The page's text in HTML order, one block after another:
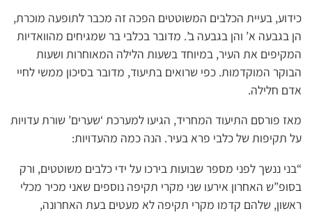
כידוע, בעיית הכלבים המשוטטים הפכה זה מכבר לתופעה מוכרת,
הן בגבעה א’ והן בגבעה ב’. מדובר בכלבי בר שמגיחים מהוואדיות
המקיפים את העיר, במיוחד בשעות הלילה המאוחרות ושעות
הבוקר המוקדמות. כפי שרואים בתיעוד, מדובר בסיכון ממשי לחיי
אדם חלילה.
מאז פורסם התיעוד המחריד, הגיעו למערכת ‘שערים’ שורת עדויות
על תקיפות של כלבי פרא בעיר. הנה כמה מהעדויות:
“בני ננשך לפני מספר שבועות בירכו על ידי כלבים משוטטים, ורק
בסופ”ש האחרון אירעו שני מקרי תקיפה נוספים שאני מכיר מכלי
ראשון, שלהם קדמו מקרי תקיפה לא מעטים בעת האחרונה,